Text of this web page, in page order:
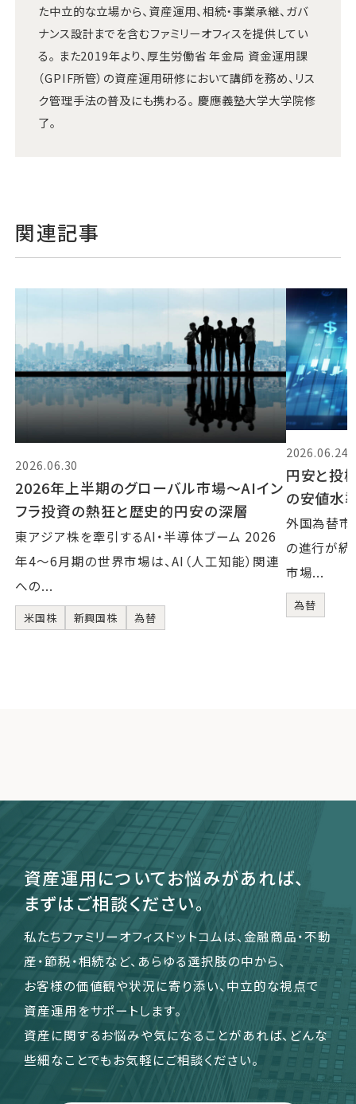
た中立的な立場から、資産運用、相続・事業承継、ガバ
ナンス設計までを含むファミリーオフィスを提供してい
る。 また2019年より、厚生労働省 年金局 資金運用課
（GPIF所管）の資産運用研修において講師を務め、リス
ク管理手法の普及にも携わる。 慶應義塾大学大学院修
了。
関連記事
2026.06.30
2026年上半期のグローバル市場～AIイン
フラ投資の熱狂と歴史的円安の深層
東アジア株を牽引するAI・半導体ブーム 2026
年4〜6月期の世界市場は、AI（人工知能）関連
への...
米国株 新興国株 為替
2026.06.24
円安と投
の安値水
外国為替市
の進行が続
市場...
為替
資産運用についてお悩みがあれば、
まずはご相談ください。
私たちファミリーオフィスドットコムは、金融商品・不動
産・節税・相続など、あらゆる選択肢の中から、
お客様の価値観や状況に寄り添い、中立的な視点で
資産運用をサポートします。
資産に関するお悩みや気になることがあれば、どんな
些細なことでもお気軽にご相談ください。